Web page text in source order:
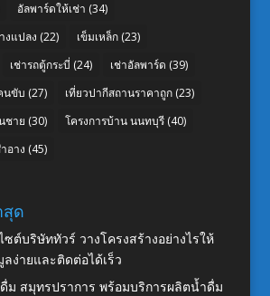
อัลพาร์ดให้เช่า (34)
งแปลง (22) เข็มเหล็ก(23)
เช่ารถตู้กระบี่ (24) เช่าอัลพาร์ด (39)
นขับ (27) เที่ยวปากีสถานราคาถูก(23)
ชาย (30) โครงการบ้าน นนทบุรี(40)
อาง (45)
สุด
ซต์บริษัททัวร์ วางโครงสร้างอย่างไรให้
ง่ายและติดต่อได้เร็ว
ม สมุทรปราการ พร้อมบริการผลิตน้ำดื่ม